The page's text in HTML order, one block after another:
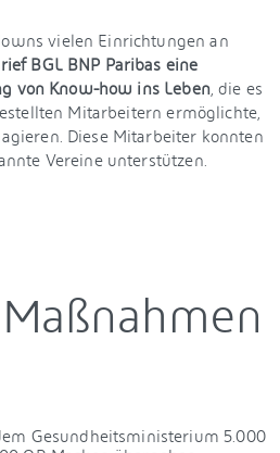
vielen Einrichtungen an
rief BGL BNP Paribas eine
von Know-how ins Leben, die es
Mitarbeitern ermöglichte,
Diese Mitarbeiter konnten
Vereine unterstützen.
Gesundheitsministerium 5.000